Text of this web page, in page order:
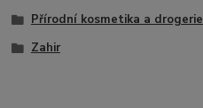
Přírodní kosmetika a drogerie
Zahir